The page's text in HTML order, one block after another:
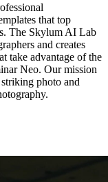
that top
The Skylum AI Lab
and creates
take advantage of the
Neo. Our mission
photo and